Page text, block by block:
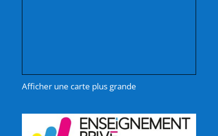
Afficher une carte plus grande